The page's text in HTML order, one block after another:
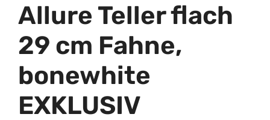
Allure Teller flach
29 cm Fahne,
bonewhite
EXKLUSIV